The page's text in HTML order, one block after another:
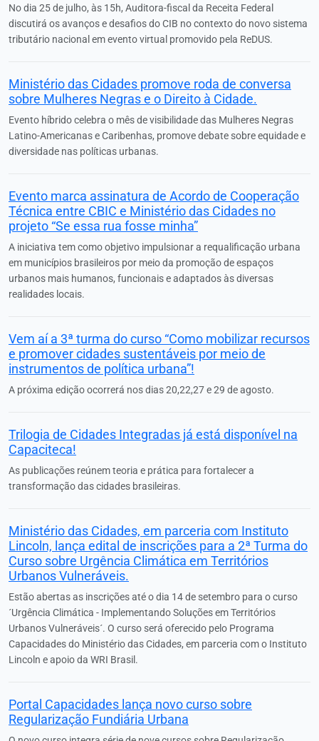
No dia 25 de julho, às 15h, Auditora-fiscal da Receita Federal
discutirá os avanços e desafios do CIB no contexto do novo sistema
tributário nacional em evento virtual promovido pela ReDUS.
Ministério das Cidades promove roda de conversa
sobre Mulheres Negras e o Direito à Cidade.
Evento híbrido celebra o mês de visibilidade das Mulheres Negras
Latino-Americanas e Caribenhas, promove debate sobre equidade e
diversidade nas políticas urbanas.
Evento marca assinatura de Acordo de Cooperação
Técnica entre CBIC e Ministério das Cidades no
projeto “Se essa rua fosse minha”
A iniciativa tem como objetivo impulsionar a requalificação urbana
em municípios brasileiros por meio da promoção de espaços
urbanos mais humanos, funcionais e adaptados às diversas
realidades locais.
Vem aí a 3ª turma do curso “Como mobilizar recursos
e promover cidades sustentáveis por meio de
instrumentos de política urbana”!
A próxima edição ocorrerá nos dias 20,22,27 e 29 de agosto.
Trilogia de Cidades Integradas já está disponível na
Capaciteca!
As publicações reúnem teoria e prática para fortalecer a
transformação das cidades brasileiras.
Ministério das Cidades, em parceria com Instituto
Lincoln, lança edital de inscrições para a 2ª Turma do
Curso sobre Urgência Climática em Territórios
Urbanos Vulneráveis.
Estão abertas as inscrições até o dia 14 de setembro para o curso
´Urgência Climática - Implementando Soluções em Territórios
Urbanos Vulneráveis´. O curso será oferecido pelo Programa
Capacidades do Ministério das Cidades, em parceria com o Instituto
Lincoln e apoio da WRI Brasil.
Portal Capacidades lança novo curso sobre
Regularização Fundiária Urbana